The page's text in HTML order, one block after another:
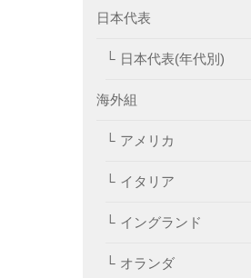
日本代表
日本代表(年代別)
海外組
アメリカ
イタリア
イングランド
オランダ